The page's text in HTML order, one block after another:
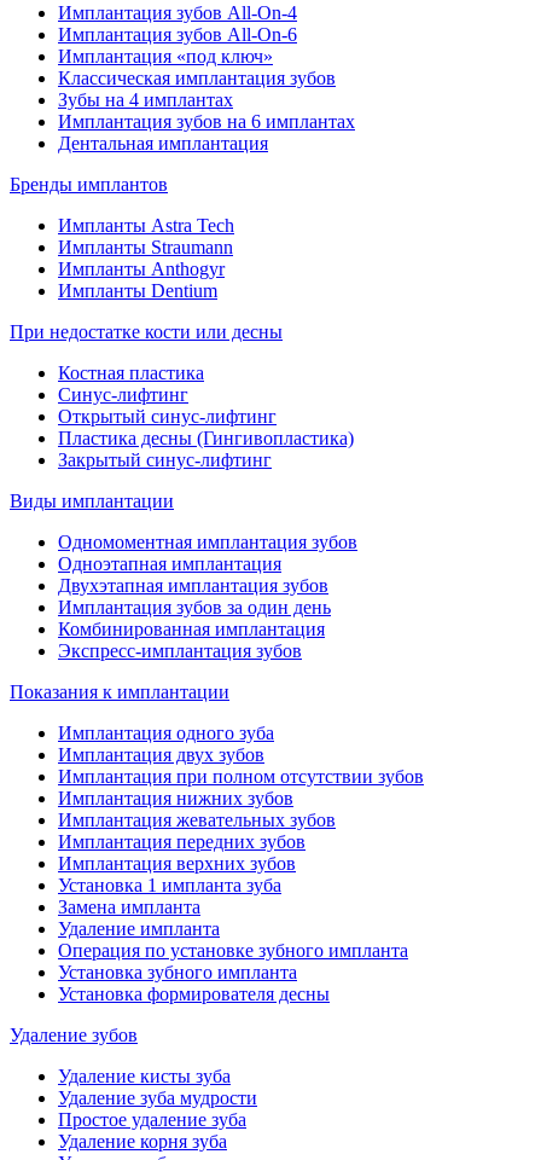
Имплантация зубов All-On-4
Имплантация зубов All-On-6
Имплантация «под ключ»
Классическая имплантация зубов
Зубы на 4 имплантах
Имплантация зубов на 6 имплантах
Дентальная имплантация
Бренды имплантов
Импланты Astra Tech
Импланты Straumann
Импланты Anthogyr
Импланты Dentium
При недостатке кости или десны
Костная пластика
Синус-лифтинг
Открытый синус-лифтинг
Пластика десны (Гингивопластика)
Закрытый синус-лифтинг
Виды имплантации
Одномоментная имплантация зубов
Одноэтапная имплантация
Двухэтапная имплантация зубов
Имплантация зубов за один день
Комбинированная имплантация
Экспресс-имплантация зубов
Показания к имплантации
Имплантация одного зуба
Имплантация двух зубов
Имплантация при полном отсутствии зубов
Имплантация нижних зубов
Имплантация жевательных зубов
Имплантация передних зубов
Имплантация верхних зубов
Установка 1 импланта зуба
Замена импланта
Удаление импланта
Операция по установке зубного импланта
Установка зубного импланта
Установка формирователя десны
Удаление зубов
Удаление кисты зуба
Удаление зуба мудрости
Простое удаление зуба
Удаление корня зуба